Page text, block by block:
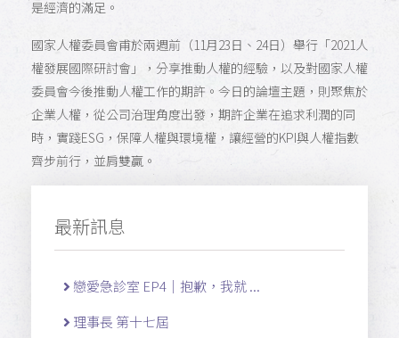
是經濟的滿足。
國家人權委員會甫於兩週前（11月23日、24日）舉行「2021人
權發展國際研討會」，分享推動人權的經驗，以及對國家人權
委員會今後推動人權工作的期許。今日的論壇主題，則聚焦於
企業人權，從公司治理角度出發，期許企業在追求利潤的同
時，實踐ESG，保障人權與環境權，讓經營的KPI與人權指數
齊步前行，並肩雙贏。
最新訊息
戀愛急診室 EP4｜抱歉，我就 ...
理事長 第十七屆